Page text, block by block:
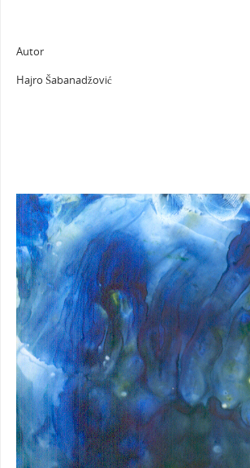
Autor
Hajro Šabanadžović